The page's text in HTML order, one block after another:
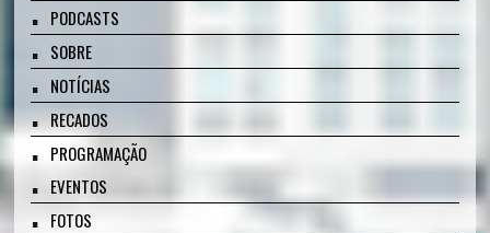
PODCASTS
SOBRE
NOTÍCIAS
RECADOS
PROGRAMAÇÃO
EVENTOS
FOTOS